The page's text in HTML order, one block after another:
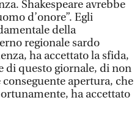
Shakespeare avrebbe
d’onore”. Egli
della
regionale sardo
ha accettato la sfida,
di questo giornale, di non
apertura, che
ha accettato